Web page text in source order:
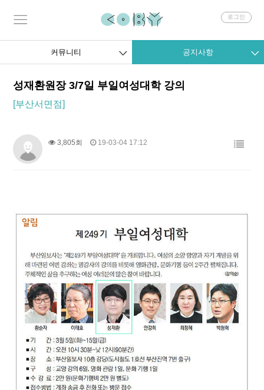
회로그인
커뮤니티 공지사항
성재환원장 3/7일 부일여성대학 강의
[부산서면점]
3,805회 19-03-04 17:12